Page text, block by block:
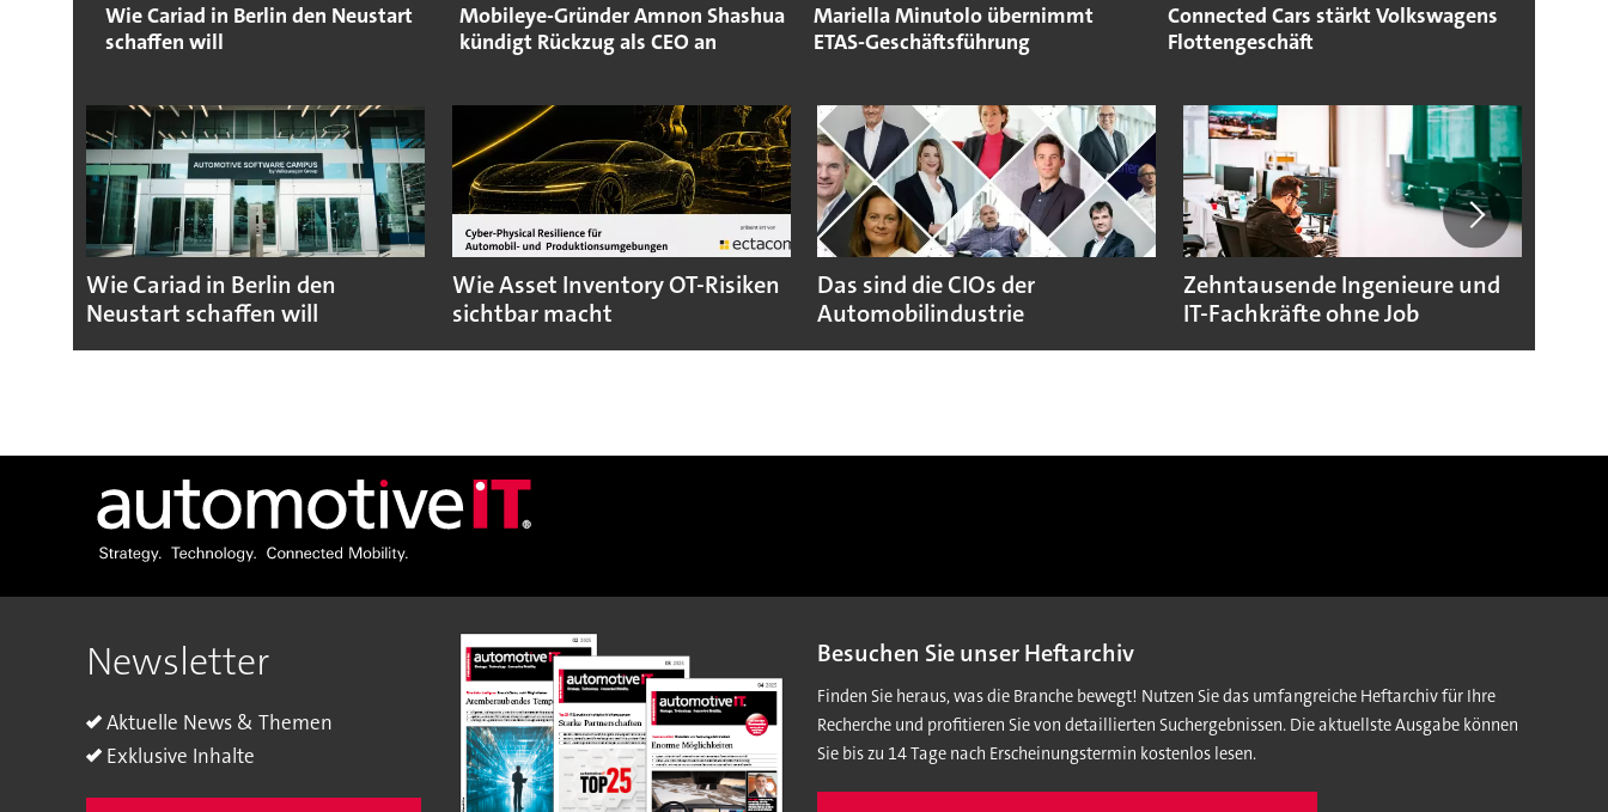
Wie Cariad in Berlin den Neustart
schaffen will
Mobileye-Gründer Amnon Shashua
kündigt Rückzug als CEO an
Mariella Minutolo übernimmt
ETAS-Geschäftsführung
Connected Cars stärkt Volkswagens
Flottengeschäft
Wie Cariad in Berlin den
Neustart schaffen will
Wie Asset Inventory OT-Risiken
sichtbar macht
Das sind die CIOs der
Automobilindustrie
Zehntausende Ingenieure und
IT-Fachkräfte ohne Job
Newsletter
Aktuelle News & Themen
Exklusive Inhalte
Besuchen Sie unser Heftarchiv
Finden Sie heraus, was die Branche bewegt! Nutzen Sie das umfangreiche Heftarchiv für Ihre
Recherche und profitieren Sie von detaillierten Suchergebnissen. Die aktuellste Ausgabe können
Sie bis zu 14 Tage nach Erscheinungstermin kostenlos lesen.